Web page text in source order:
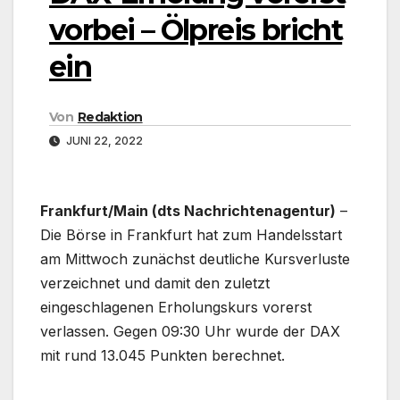
vorbei – Ölpreis bricht
ein
Von Redaktion
JUNI 22, 2022
Frankfurt/Main (dts Nachrichtenagentur) –
Die Börse in Frankfurt hat zum Handelsstart
am Mittwoch zunächst deutliche Kursverluste
verzeichnet und damit den zuletzt
eingeschlagenen Erholungskurs vorerst
verlassen. Gegen 09:30 Uhr wurde der DAX
mit rund 13.045 Punkten berechnet.